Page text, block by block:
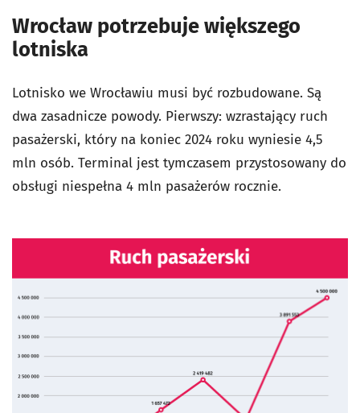
Wrocław potrzebuje większego
lotniska
Lotnisko we Wrocławiu musi być rozbudowane. Są
dwa zasadnicze powody. Pierwszy: wzrastający ruch
pasażerski, który na koniec 2024 roku wyniesie 4,5
mln osób. Terminal jest tymczasem przystosowany do
obsługi niespełna 4 mln pasażerów rocznie.